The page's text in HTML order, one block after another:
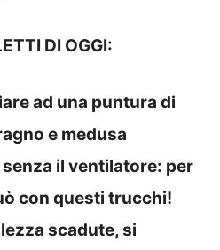
DI OGGI:
ad una puntura di
e medusa
il ventilatore: per
con questi trucchi!
scadute, si